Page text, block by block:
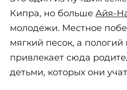
Кипра, но больше Айя-
молодежи. Местное
мягкий песок, а пологий
привлекает сюда
детьми, которых они